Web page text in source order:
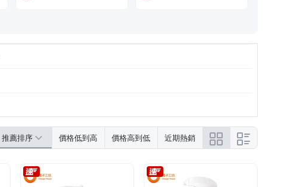
推薦排序 價格低到高 價格高到低 近期熱銷